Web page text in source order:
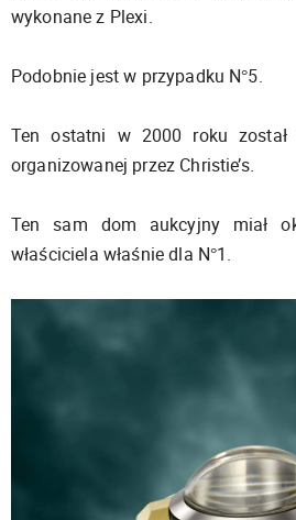
wykonane z Plexi.
Podobnie jest w przypadku N°5.
Ten ostatni w 2000 roku
organizowanej przez Christie’s.
Ten sam dom aukcyjny miał
właściciela właśnie dla N°1.